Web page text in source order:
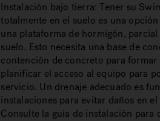
Instalación bajo tierra: Tener su
totalmente en el suelo es una
una plataforma de hormigón,
suelo. Esto necesita una base de
contención de concreto para
planificar el acceso al equipo para
servicio. Un drenaje adecuado es
instalaciones para evitar daños en
Consulte la guía de instalación para